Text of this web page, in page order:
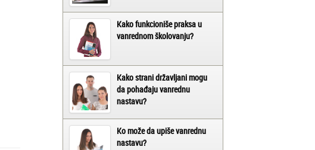
Kako funkcioniše praksa u
vanrednom školovanju?
Kako strani državljani mogu
da pohađaju vanrednu
nastavu?
Ko može da upiše vanrednu
nastavu?